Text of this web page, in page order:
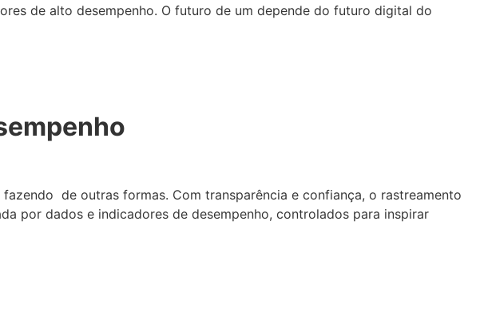
de alto desempenho. O futuro de um depende do futuro digital do
de outras formas. Com transparência e confiança, o rastreamento
por dados e indicadores de desempenho, controlados para inspirar